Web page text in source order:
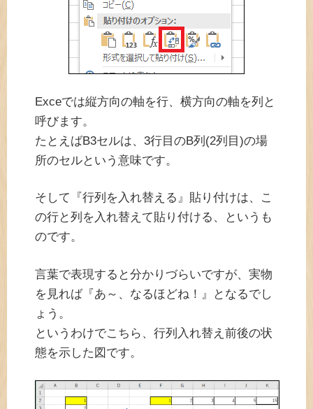
Exceでは縦方向の軸を行、横方向の軸を列と
呼びます。
たとえばB3セルは、3行目のB列(2列目)の場
所のセルという意味です。
そして『行列を入れ替える』貼り付けは、こ
の行と列を入れ替えて貼り付ける、というも
のです。
言葉で表現すると分かりづらいですが、実物
を見れば『あ～、なるほどね！』となるでし
ょう。
というわけでこちら、行列入れ替え前後の状
態を示した図です。